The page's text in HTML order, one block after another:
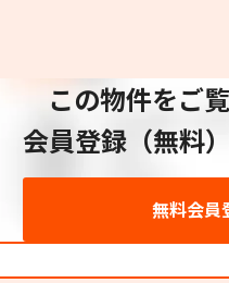
この物件をご
会員登録（無料
無料会員